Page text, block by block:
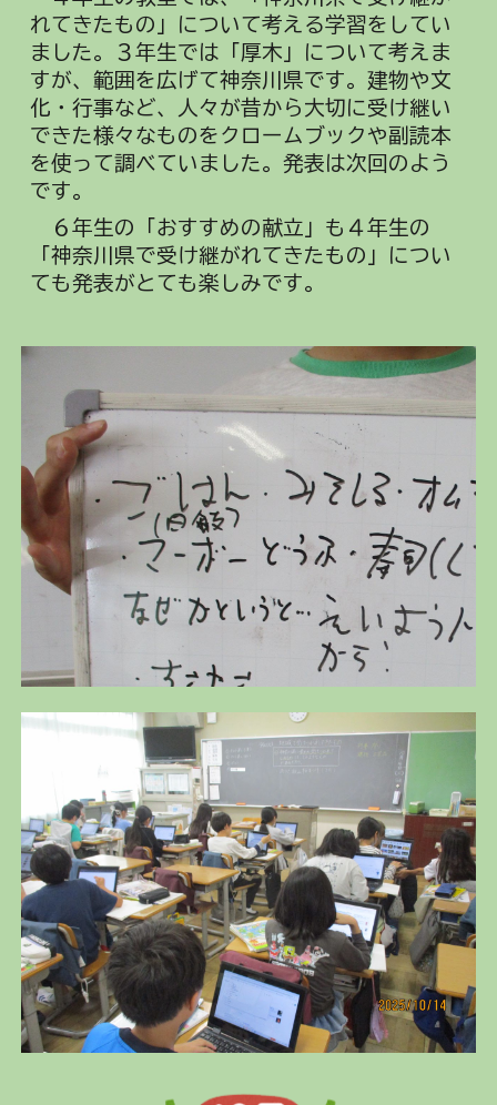
れてきたもの」について考える学習をしてい
ました。３年生では「厚木」について考えま
すが、範囲を広げて神奈川県です。建物や文
化・行事など、人々が昔から大切に受け継い
できた様々なものをクロームブックや副読本
を使って調べていました。発表は次回のよう
です。
６年生の「おすすめの献立」も４年生の
「神奈川県で受け継がれてきたもの」につい
ても発表がとても楽しみです。